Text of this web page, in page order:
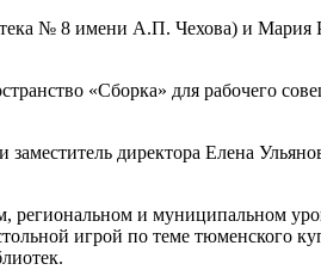
№ 8 имени А.П. Чехова) и
«Сборка» для рабочего
директора Елена
региональном и муниципальном
игрой по теме тюменского